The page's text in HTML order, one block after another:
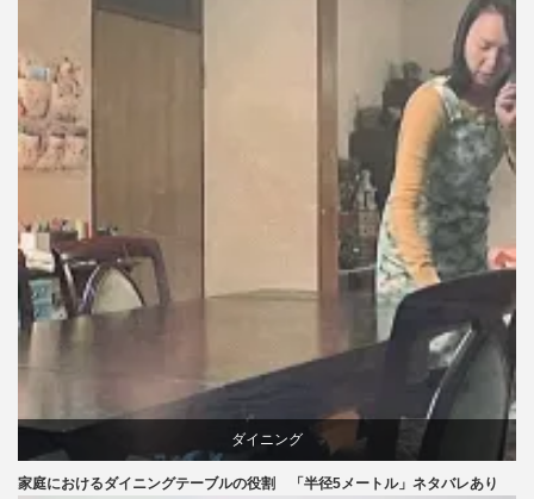
ダイニング
家庭におけるダイニングテーブルの役割 「半径5メートル」ネタバレあり